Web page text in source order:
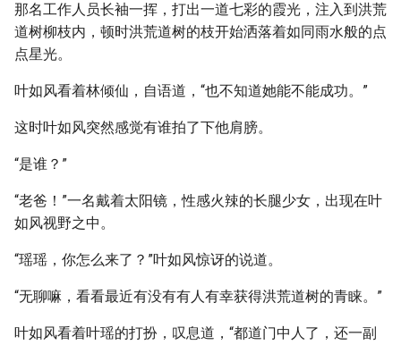
那名工作人员长袖一挥，打出一道七彩的霞光，注入到洪荒
道树柳枝内，顿时洪荒道树的枝开始洒落着如同雨水般的点
点星光。
叶如风看着林倾仙，自语道，“也不知道她能不能成功。”
这时叶如风突然感觉有谁拍了下他肩膀。
“是谁？”
“老爸！”一名戴着太阳镜，性感火辣的长腿少女，出现在叶
如风视野之中。
“瑶瑶，你怎么来了？”叶如风惊讶的说道。
“无聊嘛，看看最近有没有有人有幸获得洪荒道树的青睐。”
叶如风看着叶瑶的打扮，叹息道，“都道门中人了，还一副